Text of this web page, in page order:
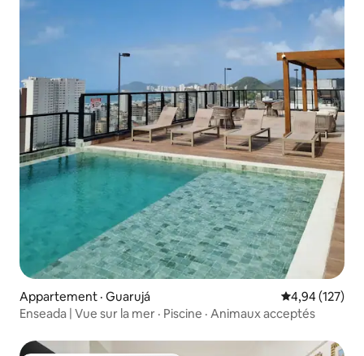
Appartement · Guarujá Note
4,94 (127)
Enseada | Vue sur la mer · Piscine · Animaux acceptés